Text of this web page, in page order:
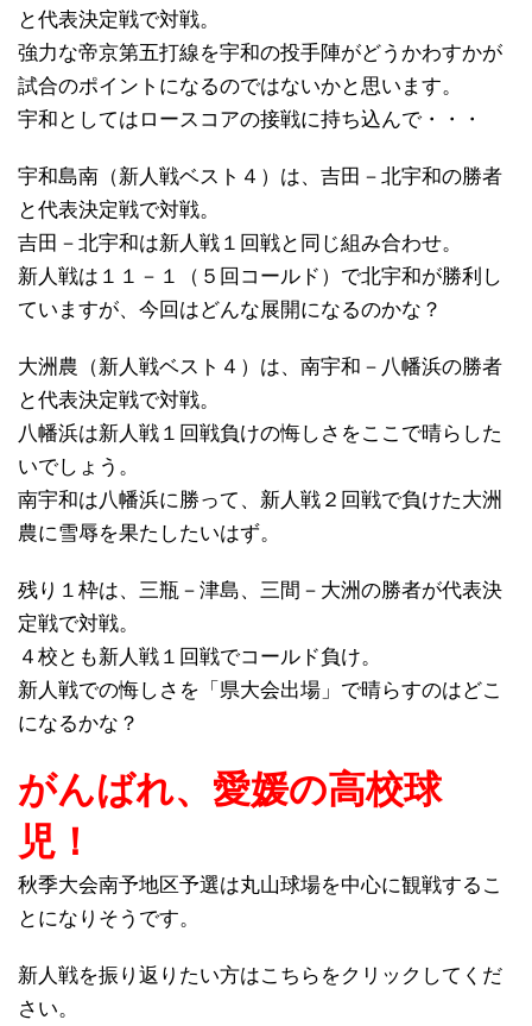
と代表決定戦で対戦。
強力な帝京第五打線を宇和の投手陣がどうかわすかが
試合のポイントになるのではないかと思います。
宇和としてはロースコアの接戦に持ち込んで・・・
宇和島南（新人戦ベスト４）は、吉田－北宇和の勝者
と代表決定戦で対戦。
吉田－北宇和は新人戦１回戦と同じ組み合わせ。
新人戦は１１－１（５回コールド）で北宇和が勝利し
ていますが、今回はどんな展開になるのかな？
大洲農（新人戦ベスト４）は、南宇和－八幡浜の勝者
と代表決定戦で対戦。
八幡浜は新人戦１回戦負けの悔しさをここで晴らした
いでしょう。
南宇和は八幡浜に勝って、新人戦２回戦で負けた大洲
農に雪辱を果たしたいはず。
残り１枠は、三瓶－津島、三間－大洲の勝者が代表決
定戦で対戦。
４校とも新人戦１回戦でコールド負け。
新人戦での悔しさを「県大会出場」で晴らすのはどこ
になるかな？
がんばれ、愛媛の高校球
児！
秋季大会南予地区予選は丸山球場を中心に観戦するこ
とになりそうです。
新人戦を振り返りたい方はこちらをクリックしてくだ
さい。